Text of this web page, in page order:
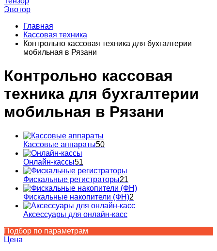
Эвотор
Главная
Кассовая техника
Контрольно кассовая техника для бухгалтерии
мобильная в Рязани
Контрольно кассовая
техника для бухгалтерии
мобильная в Рязани
Кассовые аппараты50
Онлайн-кассы51
Фискальные регистраторы21
Фискальные накопители (ФН)2
Аксессуары для онлайн-касс
Подбор по параметрам
Цена